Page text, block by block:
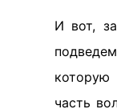
И вот,
часть